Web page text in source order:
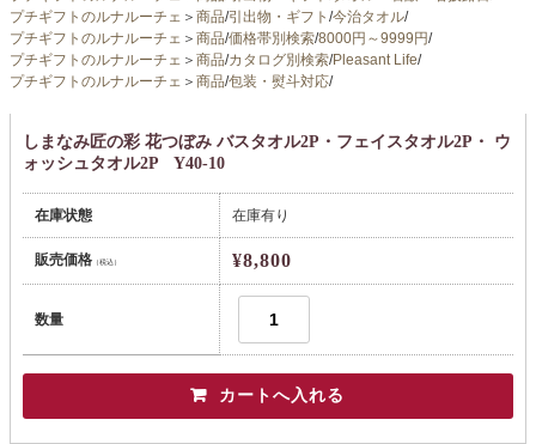
プチギフトのルナルーチェ ＞ 商品/引出物・ギフト /今治タオル/
プチギフトのルナルーチェ ＞ 商品/価格帯別検索/8000円～9999円/
プチギフトのルナルーチェ ＞ 商品/カタログ別検索/Pleasant Life/
プチギフトのルナルーチェ ＞ 商品/包装・熨斗対応/
しまなみ匠の彩 花つぼみ バスタオル2P・フェイスタオル2P・ ウ
ォッシュタオル2P Y40-10
在庫状態 在庫有り
販売価格（税込） ¥8,800
数量